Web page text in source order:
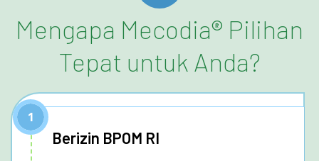
Mengapa Mecodia® Pilihan
Tepat untuk Anda?
1
Berizin BPOM RI